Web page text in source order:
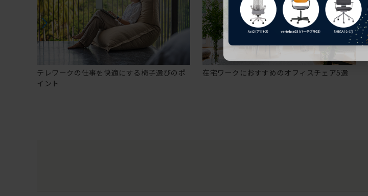
テレワークの仕事を快適にする椅子選びのポ
イント
在宅ワークにおすすめのオフィスチェア5選